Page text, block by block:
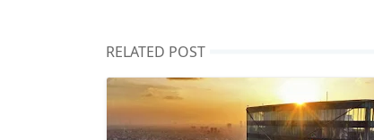
RELATED POST